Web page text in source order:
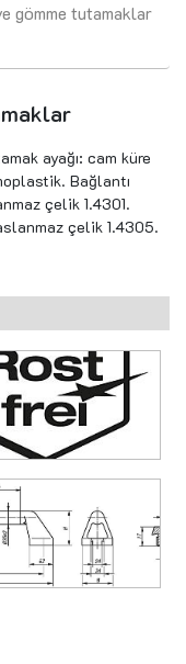
gömme tutamaklar
ayağı: cam küre
Bağlantı
çelik 1.4301.
çelik 1.4305.